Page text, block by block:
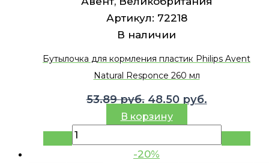
Артикул: 72218
В наличии
Бутылочка для кормления пластик Philips Avent
Natural Responce 260 мл
53.89руб. Первоначальная
цена
53.89 руб..
48.50 руб.Текущая
48.50 руб..
В корзину
-20%